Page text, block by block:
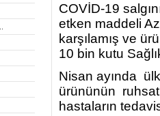
COVİD-19
etken maddeli
karşılamış ve
10 bin kutu
Nisan ayında
ürününün
hastaların